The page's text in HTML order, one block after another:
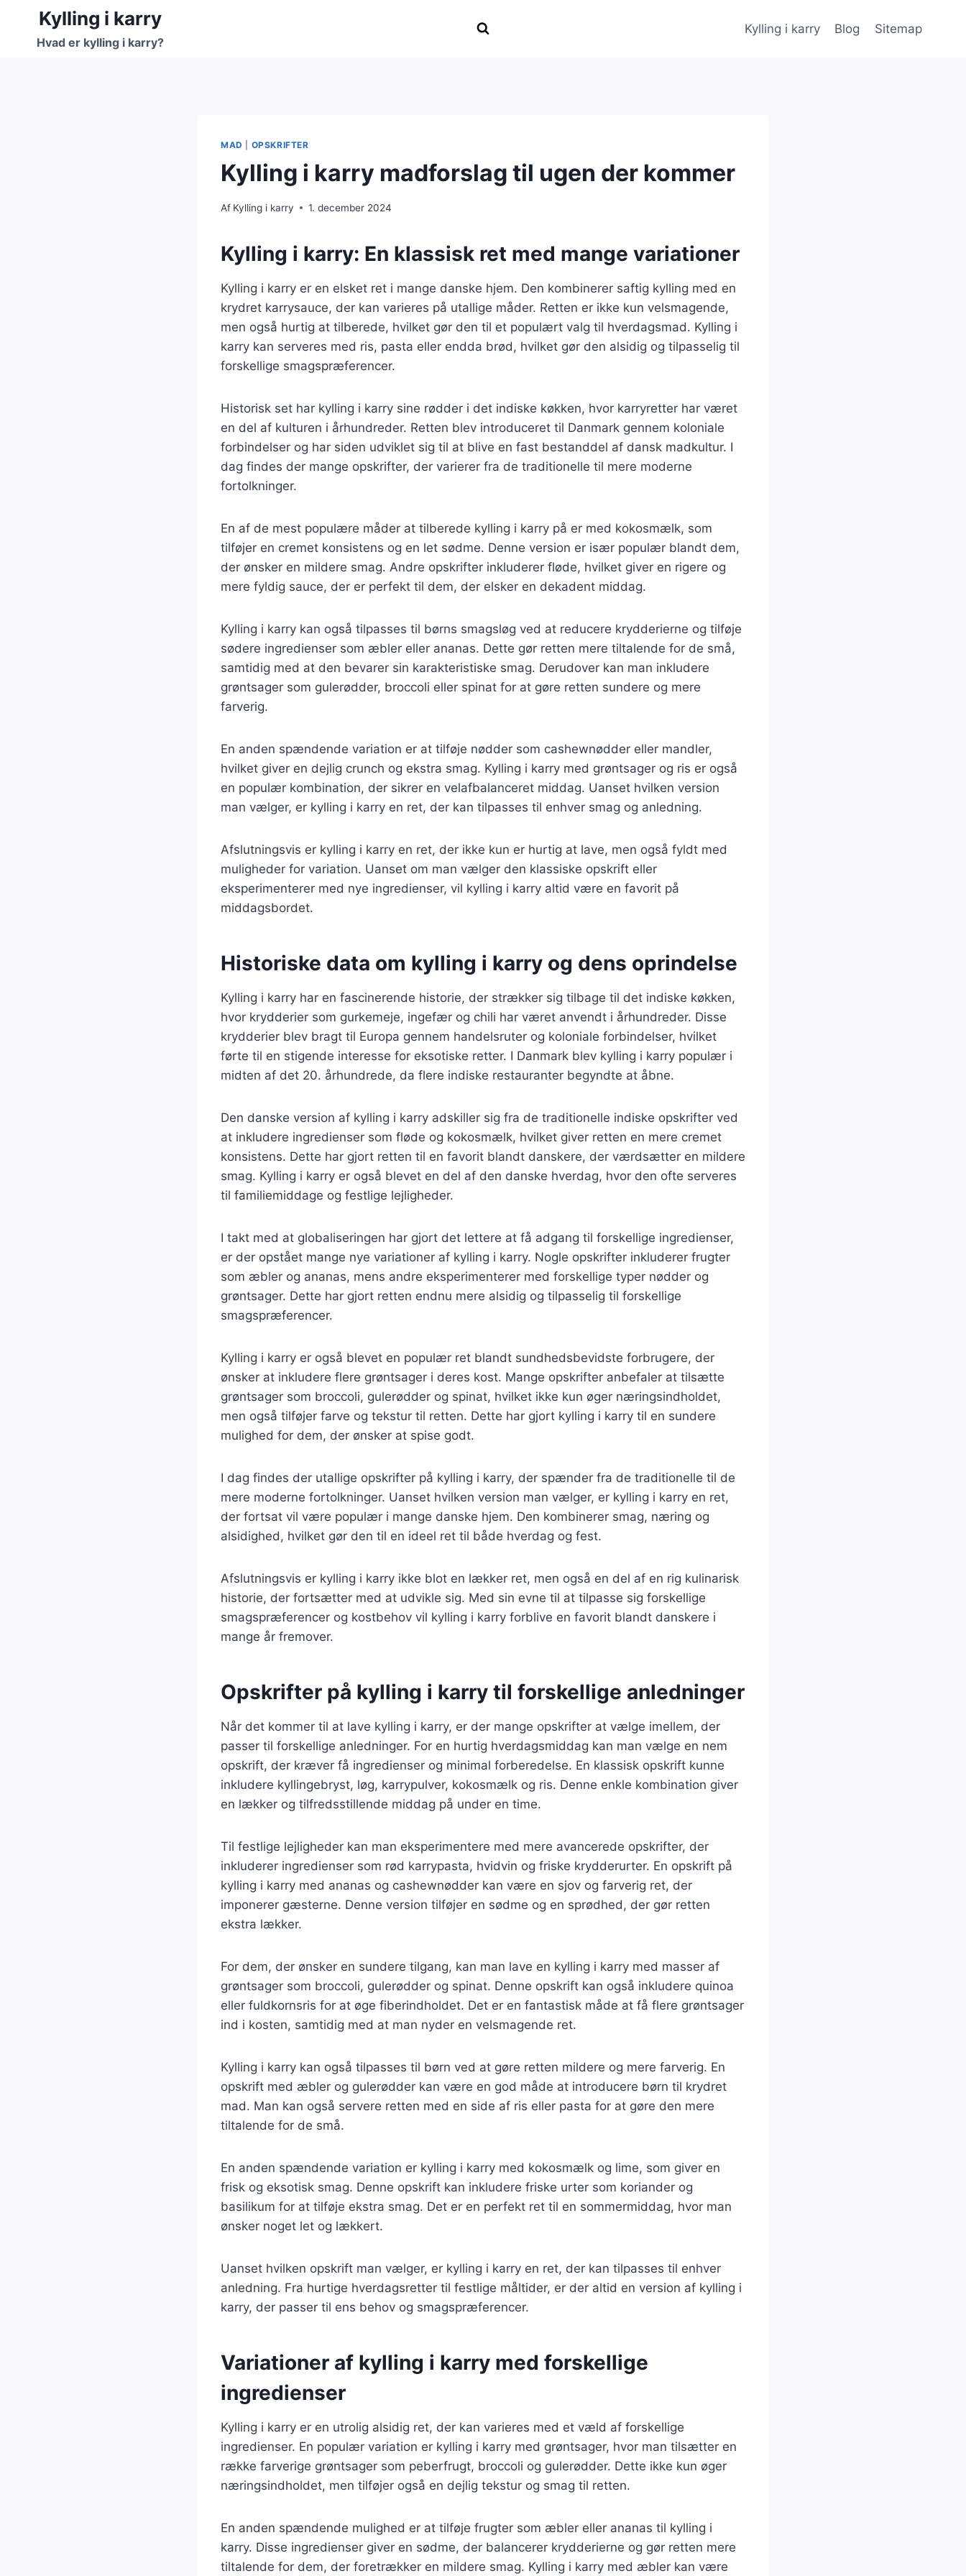
Fortsæt
indhold
Kylling i karry
Hvad er kylling i karry?
Kylling i karry Blog Sitemap
MAD OPSKRIFTER
Kylling i karry madforslag til ugen der kommer
Af Kylling i karry 1. december 2024
Kylling i karry: En klassisk ret med mange variationer
Kylling i karry er en elsket ret i mange danske hjem. Den kombinerer saftig kylling med en
krydret karrysauce, der kan varieres på utallige måder. Retten er ikke kun velsmagende,
men også hurtig at tilberede, hvilket gør den til et populært valg til hverdagsmad. Kylling i
karry kan serveres med ris, pasta eller endda brød, hvilket gør den alsidig og tilpasselig til
forskellige smagspræferencer.
Historisk set har kylling i karry sine rødder i det indiske køkken, hvor karryretter har været
en del af kulturen i århundreder. Retten blev introduceret til Danmark gennem koloniale
forbindelser og har siden udviklet sig til at blive en fast bestanddel af dansk madkultur. I
dag findes der mange opskrifter, der varierer fra de traditionelle til mere moderne
fortolkninger.
En af de mest populære måder at tilberede kylling i karry på er med kokosmælk, som
tilføjer en cremet konsistens og en let sødme. Denne version er især populær blandt dem,
der ønsker en mildere smag. Andre opskrifter inkluderer fløde, hvilket giver en rigere og
mere fyldig sauce, der er perfekt til dem, der elsker en dekadent middag.
Kylling i karry kan også tilpasses til børns smagsløg ved at reducere krydderierne og tilføje
sødere ingredienser som æbler eller ananas. Dette gør retten mere tiltalende for de små,
samtidig med at den bevarer sin karakteristiske smag. Derudover kan man inkludere
grøntsager som gulerødder, broccoli eller spinat for at gøre retten sundere og mere
farverig.
En anden spændende variation er at tilføje nødder som cashewnødder eller mandler,
hvilket giver en dejlig crunch og ekstra smag. Kylling i karry med grøntsager og ris er også
en populær kombination, der sikrer en velafbalanceret middag. Uanset hvilken version
man vælger, er kylling i karry en ret, der kan tilpasses til enhver smag og anledning.
Afslutningsvis er kylling i karry en ret, der ikke kun er hurtig at lave, men også fyldt med
muligheder for variation. Uanset om man vælger den klassiske opskrift eller
eksperimenterer med nye ingredienser, vil kylling i karry altid være en favorit på
middagsbordet.
Historiske data om kylling i karry og dens oprindelse
Kylling i karry har en fascinerende historie, der strækker sig tilbage til det indiske køkken,
hvor krydderier som gurkemeje, ingefær og chili har været anvendt i århundreder. Disse
krydderier blev bragt til Europa gennem handelsruter og koloniale forbindelser, hvilket
førte til en stigende interesse for eksotiske retter. I Danmark blev kylling i karry populær i
midten af det 20. århundrede, da flere indiske restauranter begyndte at åbne.
Den danske version af kylling i karry adskiller sig fra de traditionelle indiske opskrifter ved
at inkludere ingredienser som fløde og kokosmælk, hvilket giver retten en mere cremet
konsistens. Dette har gjort retten til en favorit blandt danskere, der værdsætter en mildere
smag. Kylling i karry er også blevet en del af den danske hverdag, hvor den ofte serveres
til familiemiddage og festlige lejligheder.
I takt med at globaliseringen har gjort det lettere at få adgang til forskellige ingredienser,
er der opstået mange nye variationer af kylling i karry. Nogle opskrifter inkluderer frugter
som æbler og ananas, mens andre eksperimenterer med forskellige typer nødder og
grøntsager. Dette har gjort retten endnu mere alsidig og tilpasselig til forskellige
smagspræferencer.
Kylling i karry er også blevet en populær ret blandt sundhedsbevidste forbrugere, der
ønsker at inkludere flere grøntsager i deres kost. Mange opskrifter anbefaler at tilsætte
grøntsager som broccoli, gulerødder og spinat, hvilket ikke kun øger næringsindholdet,
men også tilføjer farve og tekstur til retten. Dette har gjort kylling i karry til en sundere
mulighed for dem, der ønsker at spise godt.
I dag findes der utallige opskrifter på kylling i karry, der spænder fra de traditionelle til de
mere moderne fortolkninger. Uanset hvilken version man vælger, er kylling i karry en ret,
der fortsat vil være populær i mange danske hjem. Den kombinerer smag, næring og
alsidighed, hvilket gør den til en ideel ret til både hverdag og fest.
Afslutningsvis er kylling i karry ikke blot en lækker ret, men også en del af en rig kulinarisk
historie, der fortsætter med at udvikle sig. Med sin evne til at tilpasse sig forskellige
smagspræferencer og kostbehov vil kylling i karry forblive en favorit blandt danskere i
mange år fremover.
Opskrifter på kylling i karry til forskellige anledninger
Når det kommer til at lave kylling i karry, er der mange opskrifter at vælge imellem, der
passer til forskellige anledninger. For en hurtig hverdagsmiddag kan man vælge en nem
opskrift, der kræver få ingredienser og minimal forberedelse. En klassisk opskrift kunne
inkludere kyllingebryst, løg, karrypulver, kokosmælk og ris. Denne enkle kombination giver
en lækker og tilfredsstillende middag på under en time.
Til festlige lejligheder kan man eksperimentere med mere avancerede opskrifter, der
inkluderer ingredienser som rød karrypasta, hvidvin og friske krydderurter. En opskrift på
kylling i karry med ananas og cashewnødder kan være en sjov og farverig ret, der
imponerer gæsterne. Denne version tilføjer en sødme og en sprødhed, der gør retten
ekstra lækker.
For dem, der ønsker en sundere tilgang, kan man lave en kylling i karry med masser af
grøntsager som broccoli, gulerødder og spinat. Denne opskrift kan også inkludere quinoa
eller fuldkornsris for at øge fiberindholdet. Det er en fantastisk måde at få flere grøntsager
ind i kosten, samtidig med at man nyder en velsmagende ret.
Kylling i karry kan også tilpasses til børn ved at gøre retten mildere og mere farverig. En
opskrift med æbler og gulerødder kan være en god måde at introducere børn til krydret
mad. Man kan også servere retten med en side af ris eller pasta for at gøre den mere
tiltalende for de små.
En anden spændende variation er kylling i karry med kokosmælk og lime, som giver en
frisk og eksotisk smag. Denne opskrift kan inkludere friske urter som koriander og
basilikum for at tilføje ekstra smag. Det er en perfekt ret til en sommermiddag, hvor man
ønsker noget let og lækkert.
Uanset hvilken opskrift man vælger, er kylling i karry en ret, der kan tilpasses til enhver
anledning. Fra hurtige hverdagsretter til festlige måltider, er der altid en version af kylling i
karry, der passer til ens behov og smagspræferencer.
Variationer af kylling i karry med forskellige
ingredienser
Kylling i karry er en utrolig alsidig ret, der kan varieres med et væld af forskellige
ingredienser. En populær variation er kylling i karry med grøntsager, hvor man tilsætter en
række farverige grøntsager som peberfrugt, broccoli og gulerødder. Dette ikke kun øger
næringsindholdet, men tilføjer også en dejlig tekstur og smag til retten.
En anden spændende mulighed er at tilføje frugter som æbler eller ananas til kylling i
karry. Disse ingredienser giver en sødme, der balancerer krydderierne og gør retten mere
tiltalende for dem, der foretrækker en mildere smag. Kylling i karry med æbler kan være